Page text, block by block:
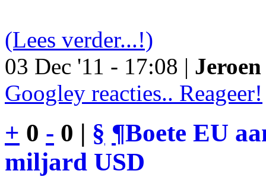
(Lees verder...!)
03 Dec '11 - 17:08 |
Googley reacties.. Reageer!
+ 0 - 0 | § ¶Boete EU
miljard USD